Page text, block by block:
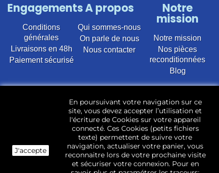
Engagements
Conditions
générales
Livraisons en 48h
Paiement sécurisé
A propos
Qui sommes-nous
On parle de nous
Nous contacter
Notre
mission
Notre mission
Nos pièces
reconditionnées
Blog
d’occasion pour toutes marques et modèles. Plus de
22 400 références (Lave-linge, Sèche-linge, Lave-
vaisselle, Micro-ondes, Fours, Cuisinières, Plaques de
cuisson, Réfrigérateurs, Congélateurs, aspirateurs,
Télévisions, LCD, Plasma, Téléviseur.)
Les pièces d’occasion sont révisées, testées pas nos
techniciens et mises en stock dans notre dépôt.
J'accepte
En poursuivant votre navigation sur ce
site, vous devez accepter l’utilisation et
l'écriture de Cookies sur votre appareil
connecté. Ces Cookies (petits fichiers
texte) permettent de suivre votre
navigation, actualiser votre panier, vous
reconnaitre lors de votre prochaine visite
et sécuriser votre connexion. Pour en